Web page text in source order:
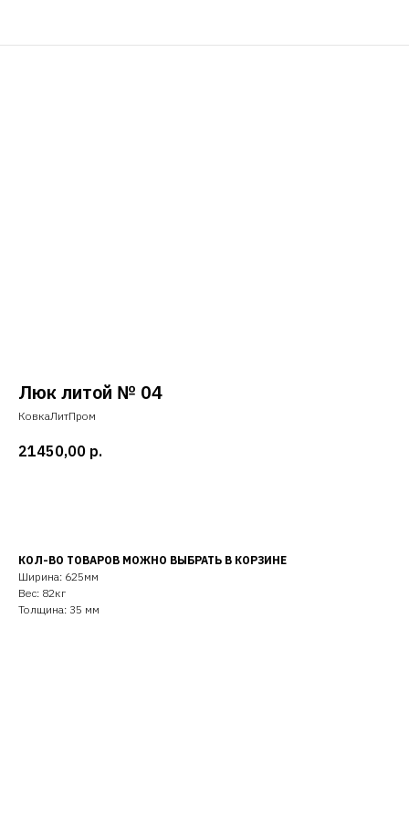
Люк литой № 04
КовкаЛитПром
21450,00 р.
КОЛ-ВО ТОВАРОВ МОЖНО ВЫБРАТЬ В КОРЗИНЕ
Ширина: 625мм
Вес: 82кг
Толщина: 35 мм